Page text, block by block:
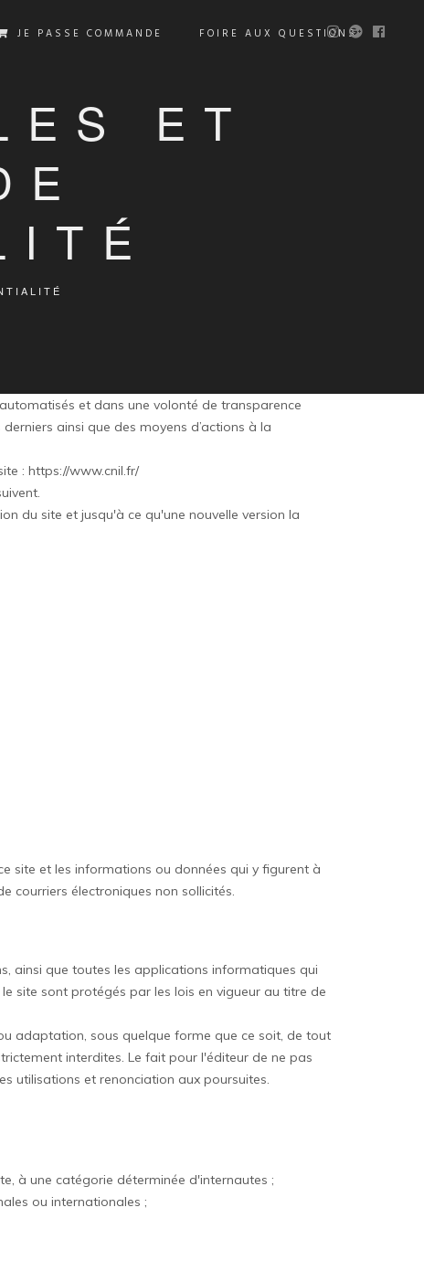
JE PASSE COMMANDE FOIRE AUX QUESTIONS
ET
et dans une volonté de transparence
ainsi que des moyens d’actions à la
: https://www.cnil.fr/
du site et jusqu'à ce qu'une nouvelle version la
site et les informations ou données qui y figurent à
courriers électroniques non sollicités.
ainsi que toutes les applications informatiques qui
site sont protégés par les lois en vigueur au titre de
adaptation, sous quelque forme que ce soit, de tout
interdites. Le fait pour l'éditeur de ne pas
utilisations et renonciation aux poursuites.
à une catégorie déterminée d'internautes ;
ou internationales ;